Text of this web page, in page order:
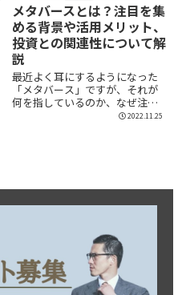
メタバースとは？注目を集
める背景や活用メリット、
投資との関連性について解
説
最近よく耳にするようになった
「メタバース」ですが、それが
何を指しているのか、なぜ注目
されているのか分からない...2022.11.25